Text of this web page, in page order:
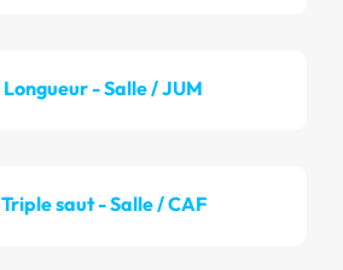
Longueur - Salle / JUM
Triple saut - Salle / CAF